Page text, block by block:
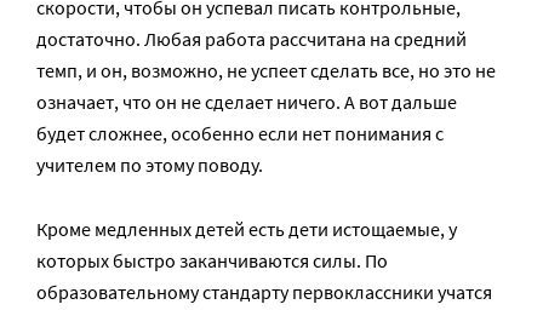
скорости, чтобы он успевал писать контрольные,
достаточно. Любая работа рассчитана на средний
темп, и он, возможно, не успеет сделать все, но это не
означает, что он не сделает ничего. А вот дальше
будет сложнее, особенно если нет понимания с
учителем по этому поводу.
Кроме медленных детей есть дети истощаемые, у
которых быстро заканчиваются силы. По
образовательному стандарту первоклассники учатся